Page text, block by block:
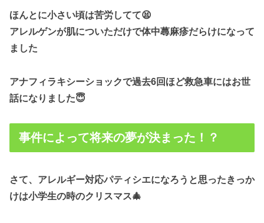
ほんとに小さい頃は苦労してて😫
アレルゲンが肌についただけで体中蕁麻疹だらけになって
ました
アナフィラキシーショックで過去6回ほど救急車にはお世
話になりました😇
事件によって将来の夢が決まった！？
さて、アレルギー対応パティシエになろうと思ったきっか
けは小学生の時のクリスマス🎄